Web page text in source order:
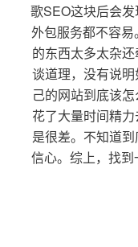
歌SEO这块后会
外包服务都不容
的东西太多太杂
谈道理，没有说
己的网站到底该
花了大量时间精
是很差。不知道
信心。综上，找